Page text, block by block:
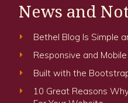
News and
Bethel Blog Is Simple
Responsive and
Built with the
10 Great Reasons